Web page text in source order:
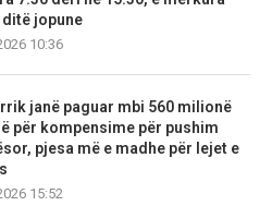
ditë jopune
10:36
janë paguar mbi 560 milionë
për kompensime për pushim
pjesa më e madhe për lejet e
15:52